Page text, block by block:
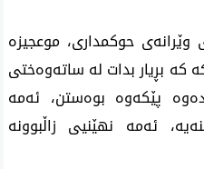
وێرانەی حوكمداری، موعجیزە
كە بڕیار بدات لە ساتەوەختی
پێكەوە بوەستن، ئەمە
ئەمە نهێنیی زاڵبوونە